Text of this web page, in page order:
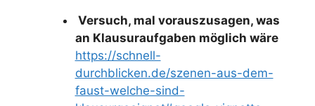
Versuch, mal vorauszusagen, was
an Klausuraufgaben möglich wäre
https://schnell-
durchblicken.de/szenen-aus-dem-
faust-welche-sind-